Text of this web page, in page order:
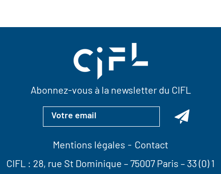
Abonnez-vous à la newsletter du CIFL
Mentions légales
Contact
CIFL : 28, rue St Dominique – 75007 Paris – 33 (0) 1